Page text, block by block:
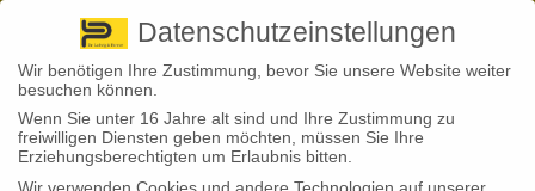
+ 49 3501 528571 |Datenschutzeinstellungen
Wir benötigen Ihre Zustimmung, bevor Sie unsere Website weiter
besuchen können.
Wenn Sie unter 16 Jahre alt sind und Ihre Zustimmung zu
freiwilligen Diensten geben möchten, müssen Sie Ihre
Erziehungsberechtigten um Erlaubnis bitten.
Wir verwenden Cookies und andere Technologien auf unserer